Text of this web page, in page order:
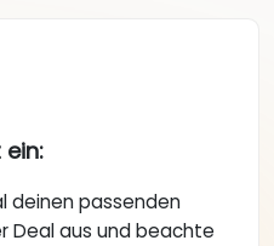
deinen passenden
Deal aus und beachte